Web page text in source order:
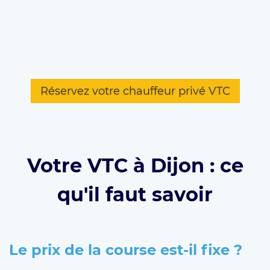
Réservez votre chauffeur privé VTC
Votre VTC à Dijon : ce
qu'il faut savoir
Le prix de la course est-il fixe ?